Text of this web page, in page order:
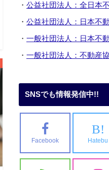
・ 公益社団法人：全日本
・ 公益社団法人：日本不
・ 一般社団法人：日本不
・ 一般社団法人：不動産
SNSでも情報発信中!!
Facebook
B!
Hatebu